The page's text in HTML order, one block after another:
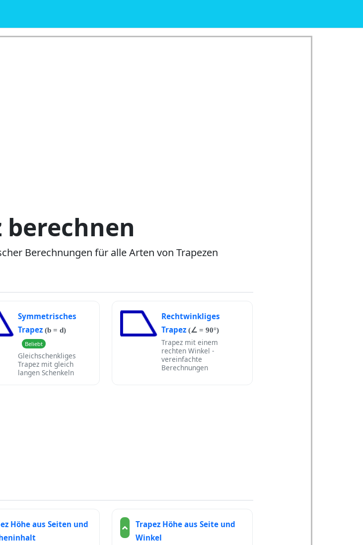
berechnen
Berechnungen für alle Arten von Trapezen
Symmetrisches
Trapez(b = d)
Beliebt
Gleichschenkliges
Trapez mit gleich
langen Schenkeln
Rechtwinkliges
Trapez (∠ = 90°)
Trapez mit einem
rechten Winkel -
vereinfachte
Berechnungen
Höhe aus Seiten und
Trapez Höhe aus Seite und
Winkel